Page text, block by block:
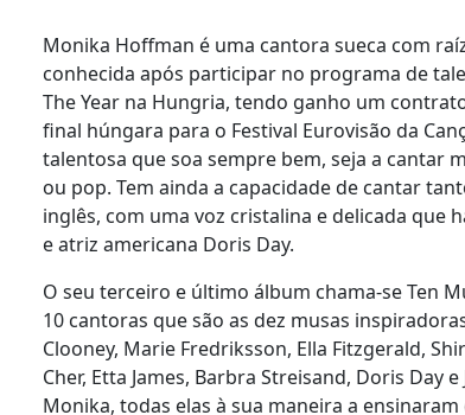
Monika Hoffman é uma cantora sueca com
conhecida após participar no programa de
The Year na Hungria, tendo ganho um
final húngara para o Festival Eurovisão da
talentosa que soa sempre bem, seja a cantar
ou pop. Tem ainda a capacidade de cantar
inglês, com uma voz cristalina e delicada que
e atriz americana Doris Day.
O seu terceiro e último álbum chama-se Ten
10 cantoras que são as dez musas
Clooney, Marie Fredriksson, Ella Fitzgerald,
Cher, Etta James, Barbra Streisand, Doris Day
Monika, todas elas à sua maneira a